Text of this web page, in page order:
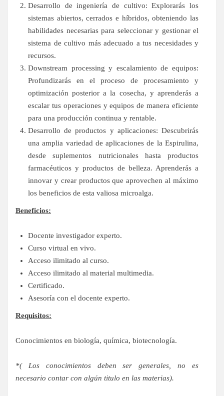
Desarrollo de ingeniería de cultivo: Explorarás los
sistemas abiertos, cerrados e híbridos, obteniendo las
habilidades necesarias para seleccionar y gestionar el
sistema de cultivo más adecuado a tus necesidades y
recursos.
Downstream processing y escalamiento de equipos:
Profundizarás en el proceso de procesamiento y
optimización posterior a la cosecha, y aprenderás a
escalar tus operaciones y equipos de manera eficiente
para una producción continua y rentable.
Desarrollo de productos y aplicaciones: Descubrirás
una amplia variedad de aplicaciones de la Espirulina,
desde suplementos nutricionales hasta productos
farmacéuticos y productos de belleza. Aprenderás a
innovar y crear productos que aprovechen al máximo
los beneficios de esta valiosa microalga.
Beneficios:
Docente investigador experto.
Curso virtual en vivo.
Acceso ilimitado al curso.
Acceso ilimitado al material multimedia.
Certificado.
Asesoría con el docente experto.
Requisitos:
Conocimientos en biología, química, biotecnología.
*( Los conocimientos deben ser generales, no es
necesario contar con algún titulo en las materias).